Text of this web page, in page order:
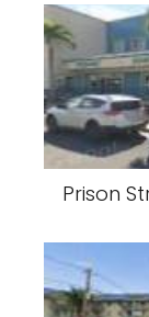
Prison